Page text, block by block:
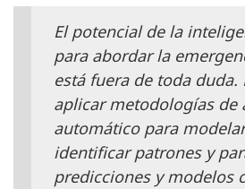
El potencial de la
para abordar la
está fuera de toda duda.
aplicar metodologías de
automático para
identificar patrones y
predicciones y modelos